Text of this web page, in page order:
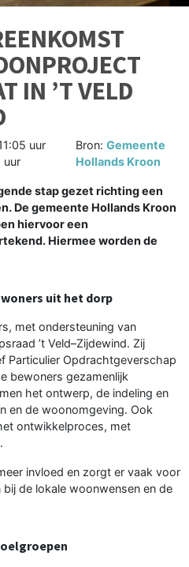
IN ’T VELD
uur
uur
Bron: Gemeente
Hollands Kroon
stap gezet richting een
De gemeente Hollands Kroon
hiervoor een
Hiermee worden de
uit het dorp
met ondersteuning van
’t Veld–Zijdewind. Zij
Particulier Opdrachtgeverschap
bewoners gezamenlijk
het ontwerp, de indeling en
en de woonomgeving. Ook
ontwikkelproces, met
invloed en zorgt er vaak voor
de lokale woonwensen en de